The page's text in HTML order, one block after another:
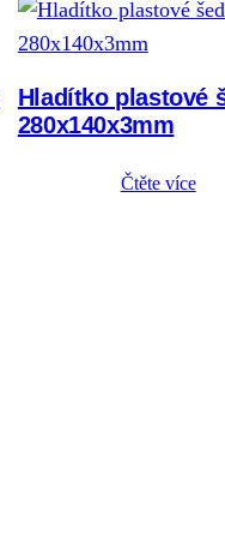
Hladítko plastové
280x140x3mm
Čtěte více